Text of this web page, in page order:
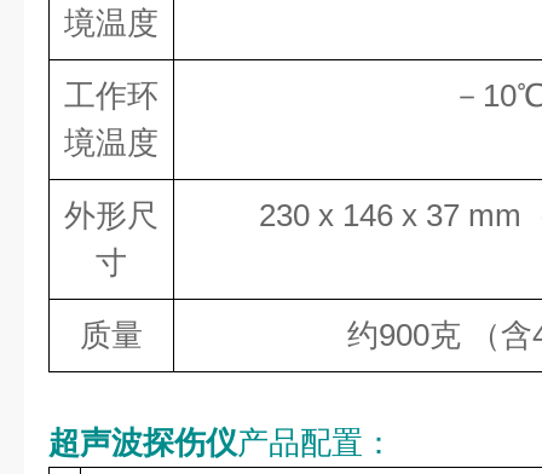
境温度
工作环
境温度
－
外形尺
寸
230 x 146 x 37 mm
质量 约900克 （
超声波探伤仪产品配置：